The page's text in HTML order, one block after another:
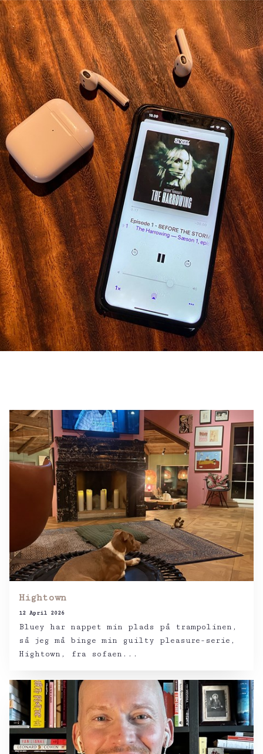
Hightown
12 April 2026
Bluey har nappet min plads på trampolinen,
så jeg må binge min guilty pleasure-serie,
Hightown, fra sofaen...